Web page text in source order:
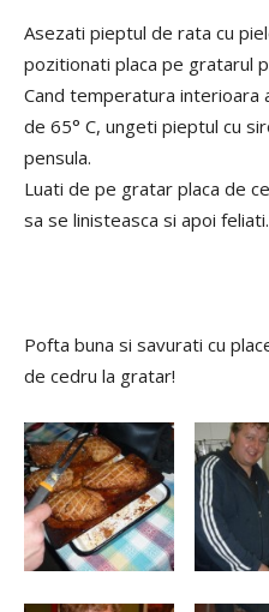
Asezati pieptul de rata cu
pozitionati placa pe gratarul
Cand temperatura interioara
de 65° C, ungeti pieptul cu
pensula.
Luati de pe gratar placa de
sa se linisteasca si apoi feliati.
Pofta buna si savurati cu
de cedru la gratar!